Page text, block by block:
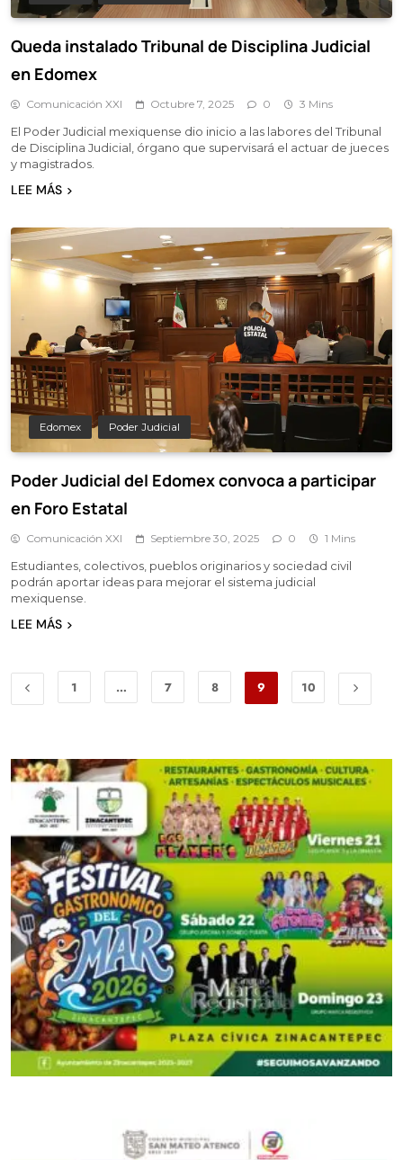
Queda instalado Tribunal de Disciplina Judicial
en Edomex
Comunicación XXI Octubre 7, 2025 0 3 Mins
El Poder Judicial mexiquense dio inicio a las labores del Tribunal
de Disciplina Judicial, órgano que supervisará el actuar de jueces
y magistrados.
LEE MÁS
Edomex Poder Judicial
Poder Judicial del Edomex convoca a participar
en Foro Estatal
Comunicación XXI Septiembre 30, 2025 0 1 Mins
Estudiantes, colectivos, pueblos originarios y sociedad civil
podrán aportar ideas para mejorar el sistema judicial
mexiquense.
LEE MÁS
1 … 7 8 9 10